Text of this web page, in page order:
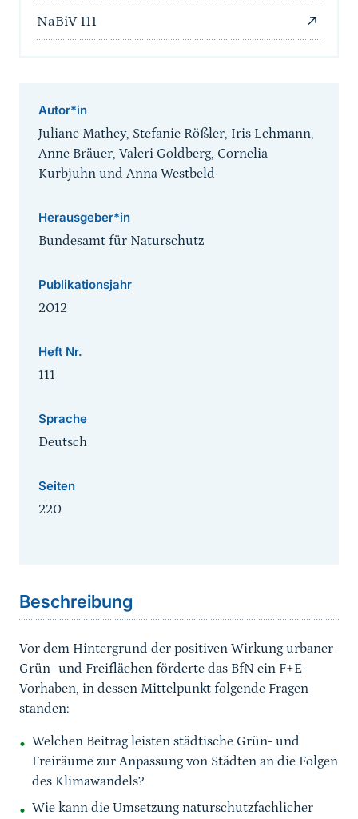
NaBiV 111
Autor*in
Juliane Mathey, Stefanie Rößler, Iris Lehmann,
Anne Bräuer, Valeri Goldberg, Cornelia
Kurbjuhn und Anna Westbeld
Herausgeber*in
Bundesamt für Naturschutz
Publikationsjahr
2012
Heft Nr.
111
Sprache
Deutsch
Seiten
220
Beschreibung
Vor dem Hintergrund der positiven Wirkung urbaner
Grün- und Freiflächen förderte das BfN ein F+E-
Vorhaben, in dessen Mittelpunkt folgende Fragen
standen:
Welchen Beitrag leisten städtische Grün- und
Freiräume zur Anpassung von Städten an die Folgen
des Klimawandels?
Wie kann die Umsetzung naturschutzfachlicher